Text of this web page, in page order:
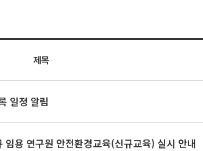
제목
일정 알림
용 연구원 안전환경교육(신규교육) 실시 안내